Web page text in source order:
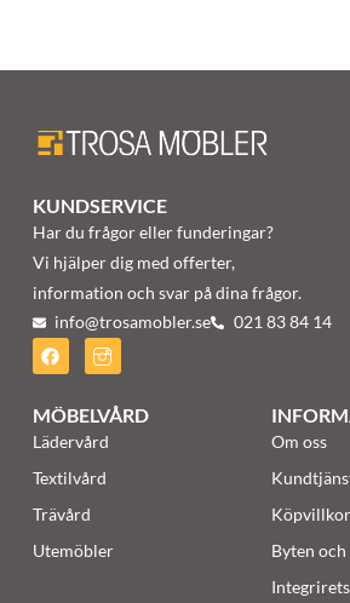
KUNDSERVICE
Har du frågor eller funderingar?
Vi hjälper dig med offerter,
information och svar på dina frågor.
info@trosamobler.se 021 83 84 14
MÖBELVÅRD
Lädervård
Textilvård
Trävård
Utemöbler
Om oss
Köpvillkor
Byten